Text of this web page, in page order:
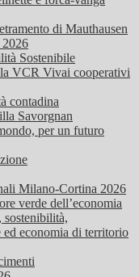
di Mauthausen
Sostenibile
VCR Vivai cooperativi
contadina
Savorgnan
per un futuro
Milano-Cortina 2026
verde dell’economia
sostenibilità,
ed economia di territorio